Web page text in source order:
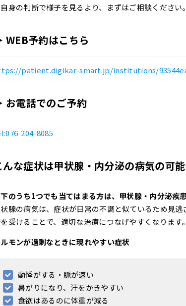
身の判断で様子を見るより、まずはご相談ください。
WEB予約はこちら
patient.digikar-smart.jp/institutions/
お電話でのご予約
204-8085
んな症状は甲状腺・内分泌の病気の可
のうち1つでも当てはまる方は、甲状腺・内分泌疾
腺の病気は、症状が日常の不調と似ているため見
受けることで、適切な治療につなげやすくなります。
モンが過剰なときに現れやすい症状
動悸がする・脈が速い
暑がりになり、汗をかきやすい
食欲はあるのに体重が減る